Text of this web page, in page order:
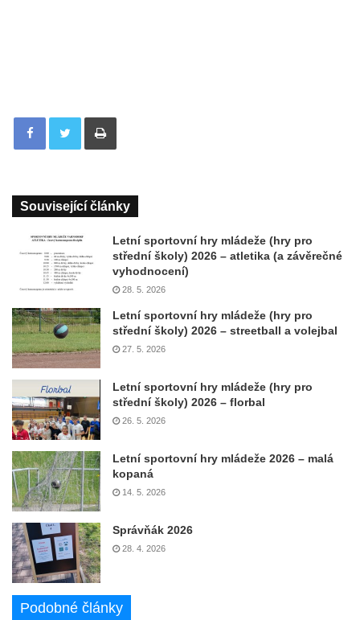
Tisknout
Související články
Letní sportovní hry mládeže (hry pro
střední školy) 2026 – atletika (a závěrečné
vyhodnocení)
28. 5. 2026
Letní sportovní hry mládeže (hry pro
střední školy) 2026 – streetball a volejbal
27. 5. 2026
Letní sportovní hry mládeže (hry pro
střední školy) 2026 – florbal
26. 5. 2026
Letní sportovní hry mládeže 2026 – malá
kopaná
14. 5. 2026
Správňák 2026
28. 4. 2026
Podobné články